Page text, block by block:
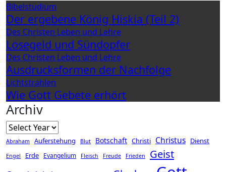
Bibelstudium
Der ergebene König Hiskia (Teil 2)
Des Christen Leben und Lehre
Lösegeld und Sündopfer
Des Christen Leben und Lehre
Ausdrucksformen der Nachfolge
Lichtstrahlen
Wie Gott Gebete erhört
Archiv
Abraham Auferstehung Blut Botschaft Christi Christus Dienst
Engel Erde Evangelium Fleisch Freude Frieden Geist